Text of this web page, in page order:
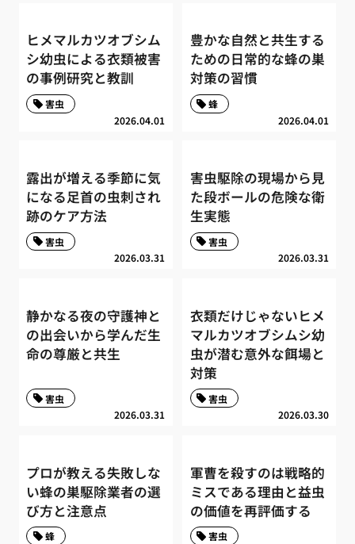
ヒメマルカツオブシム
シ幼虫による衣類被害
の事例研究と教訓
2026.04.01
害虫
豊かな自然と共生する
ための日常的な蜂の巣
対策の習慣
2026.04.01
蜂
露出が増える季節に気
になる足首の虫刺され
跡のケア方法
2026.03.31
害虫
害虫駆除の現場から見
た段ボールの危険な衛
生実態
2026.03.31
害虫
静かなる夜の守護神と
の出会いから学んだ生
命の尊厳と共生
2026.03.31
害虫
衣類だけじゃないヒメ
マルカツオブシムシ幼
虫が潜む意外な餌場と
対策
2026.03.30
害虫
プロが教える失敗しな
い蜂の巣駆除業者の選
び方と注意点
蜂
軍曹を殺すのは戦略的
ミスである理由と益虫
の価値を再評価する
害虫